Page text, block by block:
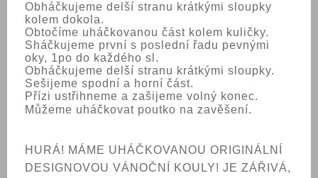
Obháčkujeme delší stranu krátkými sloupky
kolem dokola.
Obtočíme uháčkovanou část kolem kuličky.
Sháčkujeme první s poslední řadu pevnými
oky, 1po do každého sl.
Obháčkujeme delší stranu krátkými sloupky.
Sešijeme spodní a horní část.
Přízi ustřihneme a zašijeme volný konec.
Můžeme uháčkovat poutko na zavěšení.
HURÁ! MÁME UHÁČKOVANOU ORIGINÁLNÍ
DESIGNOVOU VÁNOČNÍ KOULY! JE ZÁŘIVÁ,